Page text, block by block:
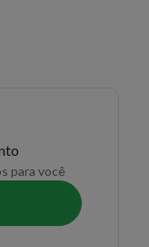
para você